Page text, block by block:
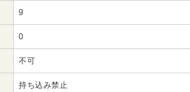
9
0
不可
持ち込み禁止